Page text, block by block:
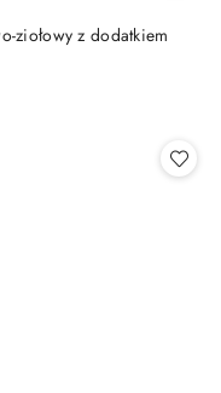
ziołowy z dodatkiem